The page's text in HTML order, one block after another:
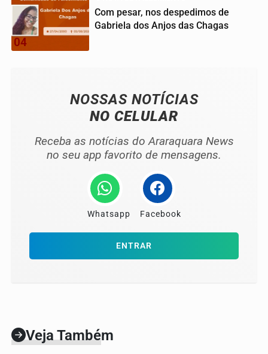
04
Com pesar, nos despedimos de
Gabriela dos Anjos das Chagas
NOSSAS NOTÍCIAS
NO CELULAR
Receba as notícias do Araraquara News
no seu app favorito de mensagens.
Whatsapp Facebook
ENTRAR
Veja Também